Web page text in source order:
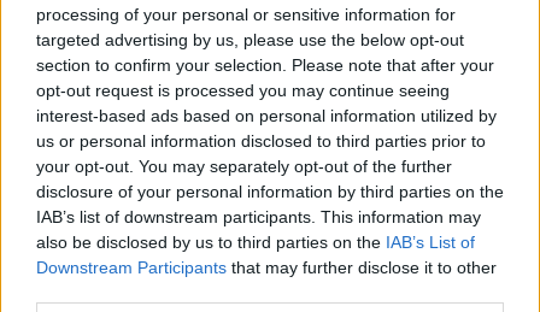
processing of your personal or sensitive information for
targeted advertising by us, please use the below opt-out
section to confirm your selection. Please note that after your
opt-out request is processed you may continue seeing
interest-based ads based on personal information utilized by
us or personal information disclosed to third parties prior to
your opt-out. You may separately opt-out of the further
disclosure of your personal information by third parties on the
IAB’s list of downstream participants. This information may
also be disclosed by us to third parties on the IAB’s List of
Downstream Participants that may further disclose it to other
della stagione invernale.
AUTORE
Staff